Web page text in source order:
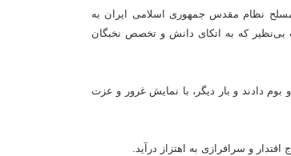
نظام مقدس جمهوری اسلامی ایران به
بی‌نظیر که به اتکای دانش و تخصص نخبگان
بوم دادند و بار دیگر، با نمایش غرور و عزت
و سرافرازی به اهتزاز درآید.